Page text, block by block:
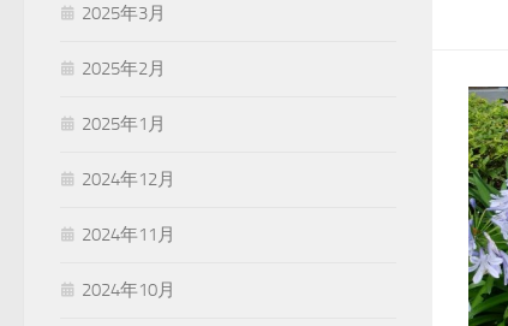
2025年3月
2025年2月
2025年1月
2024年12月
2024年11月
2024年10月